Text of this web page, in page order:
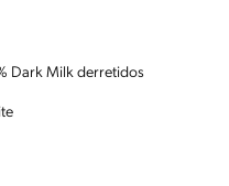
Dark Milk derretidos